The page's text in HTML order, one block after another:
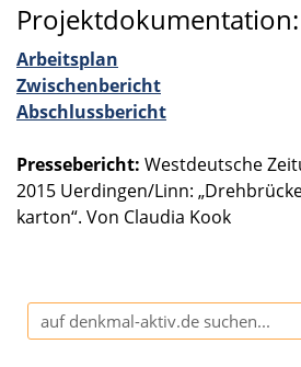
Projektdokumentation:
Arbeits­plan
Zwischen­be­richt
Abschluss­be­richt
Presse­be­richt: Westdeut­sche
2015 Uerdingen/Linn:
kar­ton“. Von Claudia Kook